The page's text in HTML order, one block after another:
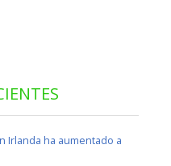
Irlanda ha aumentado a